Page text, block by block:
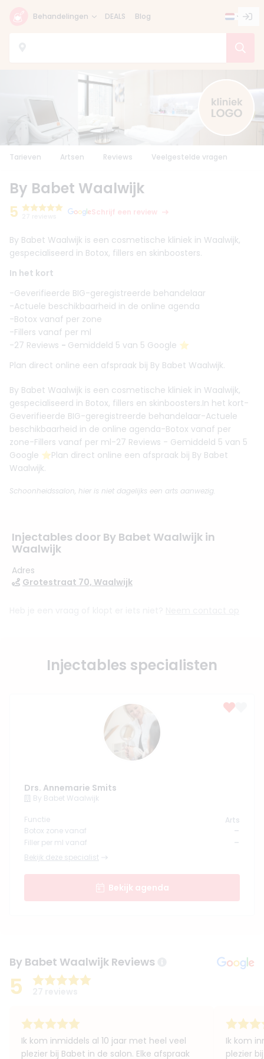
Behandelingen DEALS Blog
Tarieven Artsen Reviews Veelgestelde vragen
By Babet Waalwijk
5
Schrijf een review
By Babet Waalwijk is een cosmetische kliniek in Waalwijk,
gespecialiseerd in Botox, fillers en skinboosters.
In het kort
-Geverifieerde BIG-geregistreerde behandelaar
-Actuele beschikbaarheid in de online agenda
-Botox vanaf per zone
-Fillers vanaf per ml
-27 Reviews - Gemiddeld 5 van 5 Google ⭐️
Plan direct online een afspraak bij By Babet Waalwijk.
By Babet Waalwijk is een cosmetische kliniek in Waalwijk,
gespecialiseerd in Botox, fillers en skinboosters.In het kort-
Geverifieerde BIG-geregistreerde behandelaar-Actuele
beschikbaarheid in de online agenda-Botox vanaf per
zone-Fillers vanaf per ml-27 Reviews - Gemiddeld 5 van 5
Google ⭐️Plan direct online een afspraak bij By Babet
Waalwijk.
Schoonheidssalon, hier is niet dagelijks een arts aanwezig.
Injectables door By Babet Waalwijk in
Waalwijk
Adres
Grotestraat 70, Waalwijk
Injectables specialisten
Drs. Annemarie Smits
By Babet Waalwijk
Functie
Arts
Botox zone vanaf
-
Filler per ml vanaf -
Bekijk deze specialist
Bekijk agenda
By Babet Waalwijk Reviews
5
Ik kom inmiddels al 10 jaar met heel veel
plezier bij Babet in de salon. Elke afspraak
Ik kom
plezier